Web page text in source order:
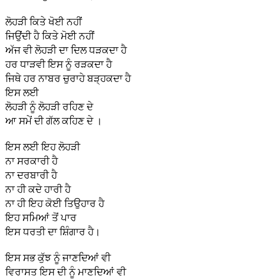
ਲੋਹੜੀ ਕਿਤੇ ਖੋਈ ਨਹੀਂ
ਜਿਉਂਦੀ ਹੈ ਕਿਤੇ ਮੋਈ ਨਹੀਂ
ਅੱਜ ਵੀ ਲੋਹੜੀ ਦਾ ਦਿਲ ਧੜਕਦਾ ਹੈ
ਹਰ ਧਾੜਵੀ ਇਸ ਨੂੰ ਰੜਕਦਾ ਹੈ
ਜਿਥੇ ਹਰ ਨਾਬਰ ਚੁਰਾਹੇ ਬੜ੍ਹਕਦਾ ਹੈ
ਇਸ ਲਈ
ਲੋਹੜੀ ਨੂੰ ਲੋਹੜੀ ਰਹਿਣ ਦੇ
ਆ ਸਮੇਂ ਦੀ ਗੱਲ ਕਹਿਣ ਦੇ ।
ਇਸ ਲਈ ਇਹ ਲੋਹੜੀ
ਨਾ ਸਰਕਾਰੀ ਹੈ
ਨਾ ਦਰਬਾਰੀ ਹੈ
ਨਾ ਹੀ ਕਦੇ ਹਾਰੀ ਹੈ
ਨਾ ਹੀ ਇਹ ਕੋਈ ਤਿਉਹਾਰ ਹੈ
ਇਹ ਸਮਿਆਂ ਤੋਂ ਪਾਰ
ਇਸ ਧਰਤੀ ਦਾ ਸ਼ਿੰਗਾਰ ਹੈ।
ਇਸ ਸਭ ਕੁੱਝ ਨੂੰ ਜਾਣਦਿਆਂ ਵੀ
ਵਿਰਾਸਤ ਇਸ ਦੀ ਨੂੰ ਮਾਣਦਿਆਂ ਵੀ